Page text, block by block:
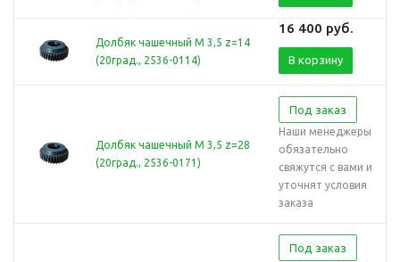
Долбяк чашечный М 3,5 z=14
(20град., 2536-0114)
16 400 руб.
В корзину
Долбяк чашечный М 3,5 z=28
(20град., 2536-0171)
Под заказ
Наши менеджеры
обязательно
свяжутся с вами и
уточнят условия
заказа
Под заказ